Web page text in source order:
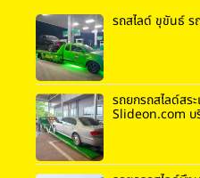
รถสไลด์ ขุขันธ์
รถยกรถสไลด์สระ
Slideon.com บ